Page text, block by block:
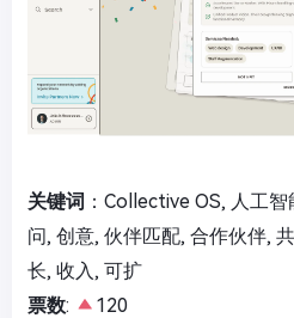
关键词 ：Collective OS, 人工
问, 创意, 伙伴匹配, 合作伙伴,
长, 收入, 可扩
票数:
120